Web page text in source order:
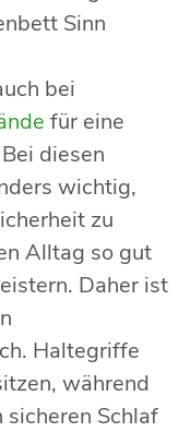
Sinn
bei
für eine
diesen
wichtig,
zu
Alltag so gut
Daher ist
Haltegriffe
während
Schlaf